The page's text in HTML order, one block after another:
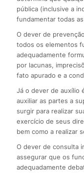
pública (inclusive a
fundamentar todas
O dever de
todos os elementos
adequadamente
por lacunas,
fato apurado e a
Já o dever de auxílio
auxiliar as partes a
surgir para realizar
exercício de seus
bem como a realizar
O dever de consulta
assegurar que os
adequadamente